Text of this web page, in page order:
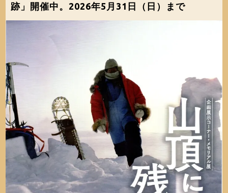
跡」開催中。2026年5月31日（日）まで